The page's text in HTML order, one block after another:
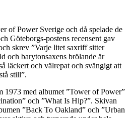
of Power Sverige och då spelade de
Göteborgs-postens recensent gav
skrev ”Varje litet saxriff sitter
och barytonsaxens brölande är
läckert och välrepat och svängigt att
still”.
1973 med albumet ”Tower of Power”
och ”What Is Hip?”. Skivan
”Back To Oakland” och ”Urban